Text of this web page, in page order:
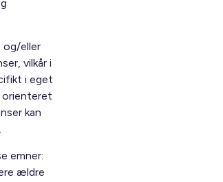
og/eller
vilkår i
i eget
orienteret
kan
emner:
ældre